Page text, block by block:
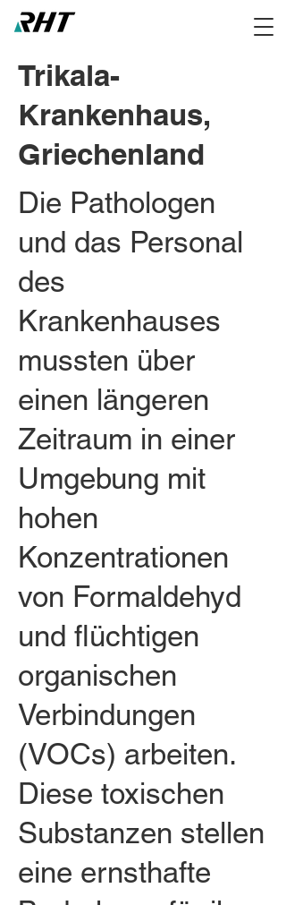
Trikala-
Krankenhaus,
Griechenland
Die Pathologen
und das Personal
des
Krankenhauses
mussten über
einen längeren
Zeitraum in einer
Umgebung mit
hohen
Konzentrationen
von Formaldehyd
und flüchtigen
organischen
Verbindungen
(VOCs) arbeiten.
Diese toxischen
Substanzen stellen
eine ernsthafte